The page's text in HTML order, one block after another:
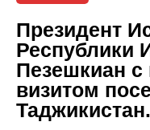
Президент
Республики
Пезешкиан с
визитом
Таджикистан.